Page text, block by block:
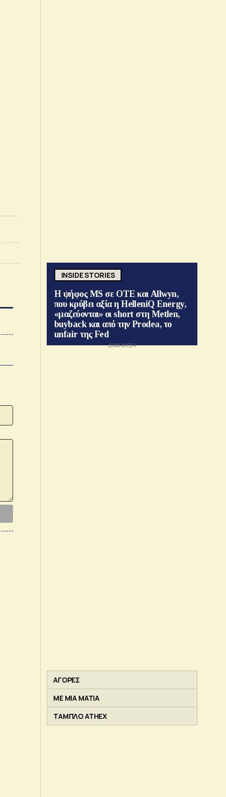
INSIDE STORIES
Η ψήφος MS σε ΟΤΕ και Allwyn,
που κρύβει αξία η HelleniQ Energy,
«μαζεύονται» οι short στη Metlen,
buyback και από την Prodea, το
unfair της Fed
ΑΓΟΡΕΣ
ΜΕ ΜΙΑ ΜΑΤΙΑ
ΤΑΜΠΛΟ ATHEX